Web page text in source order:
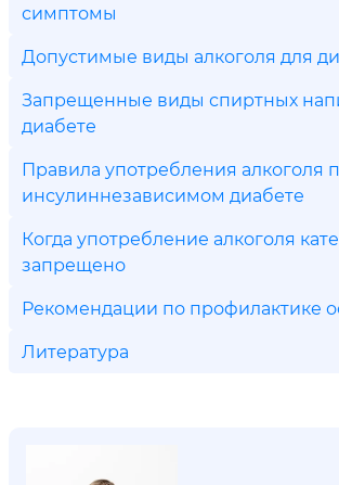
симптомы
Допустимые виды алкоголя для
Запрещенные виды спиртных
диабете
Правила употребления алкоголя
инсулиннезависимом диабете
Когда употребление алкоголя
запрещено
Рекомендации по профилактике
Литература